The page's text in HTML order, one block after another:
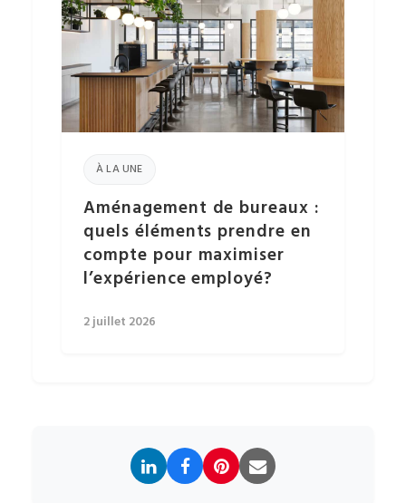
À LA UNE
Aménagement de bureaux :
quels éléments prendre en
compte pour maximiser
l’expérience employé?
2 juillet 2026